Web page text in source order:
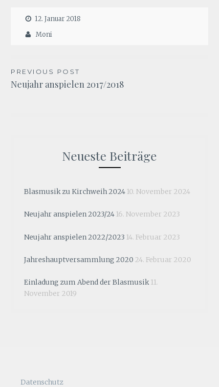
12. Januar 2018
Moni
Beitragsnavigation
PREVIOUS POST
Neujahr anspielen 2017/2018
Neueste Beiträge
Blasmusik zu Kirchweih 2024 10. November 2024
Neujahr anspielen 2023/24 16. November 2023
Neujahr anspielen 2022/2023 14. Februar 2023
Jahreshauptversammlung 2020 24. Februar 2020
Einladung zum Abend der Blasmusik 11.
November 2019
Datenschutz